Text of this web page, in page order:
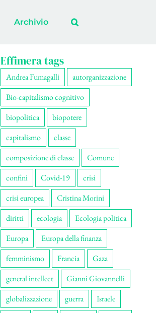
Archivio
Effimera tags
Andrea Fumagalli
autorganizzazione
Bio-capitalismo cognitivo
biopolitica
biopotere
capitalismo
classe
composizione di classe
Comune
confini
Covid-19
crisi
crisi europea
Cristina Morini
diritti
ecologia
Ecologia politica
Europa
Europa della finanza
femminismo
Francia
Gaza
general intellect
Gianni Giovannelli
globalizzazione
guerra
Israele